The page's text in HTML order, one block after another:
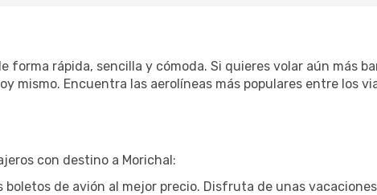
forma rápida, sencilla y cómoda. Si quieres volar aún más
mismo. Encuentra las aerolíneas más populares entre los
con destino a Morichal:
de avión al mejor precio. Disfruta de unas